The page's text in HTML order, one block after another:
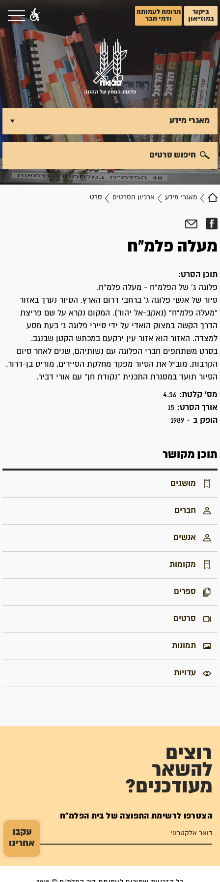
עקבו
אחרינו
ביקור
במוזיאון
תרומה לעמותה
ודמי חבר
פלוגות המחץ של ההגנה
מאגרי מידע ארכיון הסרטים סרט
מאגרי מידע
חיפוש סרטים
מעלה פלמ"ח
תוכן הסרט:
פלוגה ג' של הפלמ"ח - מעלה פלמ"ח.
סיור של אנשי פלוגה ג' ברחבי דרום הארץ. הסיור נערך באזור
"מעלה פלמ"ח" (נאקב-אל יהוד). המקום נקרא על שם פריצת
הדרך הקשה במצוק הואדי על ידי סיירי פלוגה ג' בעת מסע
למצדה. האזור הוא אזור עין ירקעם במכתש הקטן שבנגב.
בסרט משתתפים חברי הפלוגה עם נשותיהם, שנים לאחר סיום
הקרבות. מוביל את הסיור מפקד מחלקת הסיירים, מוריס בן-דרור.
הסיור תועד במסגרת התכנית "נקודת חן" עם אורי דביר.
מס' קלטת:
אורך הסרט:
הופק ב -
תוכן מקושר
מושגים
חברים
אנשים
מקומות
ספרים
סרטים
תמונות
עדויות
רוצים
להשאר
מעודכנים?
הצטרפו לרשימת התפוצה של בית הפלמ"ח